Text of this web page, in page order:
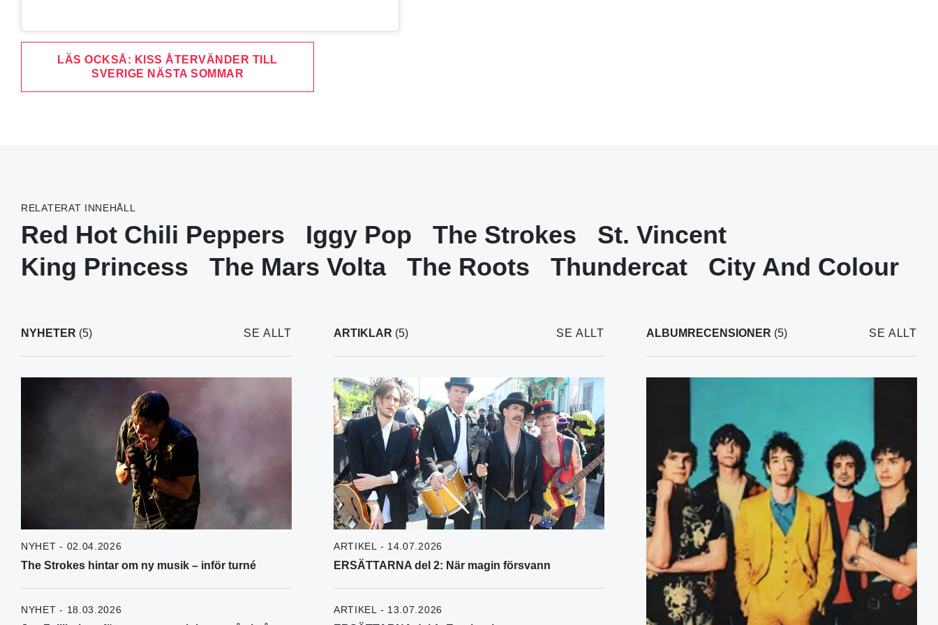
LÄS OCKSÅ: KISS ÅTERVÄNDER TILL
SVERIGE NÄSTA SOMMAR
RELATERAT INNEHÅLL
Red Hot Chili Peppers Iggy Pop The Strokes
St. Vincent
King Princess
The Mars Volta The Roots Thundercat City And Colour
NYHETER (5) SE ALLT
NYHET - 02.04.2026
The Strokes hintar om ny musik – inför turné
NYHET - 18.03.2026
ARTIKLAR (5) SE ALLT
ARTIKEL - 14.07.2026
ERSÄTTARNA del 2: När magin försvann
ARTIKEL - 13.07.2026
ALBUMRECENSIONER (5) SE ALLT